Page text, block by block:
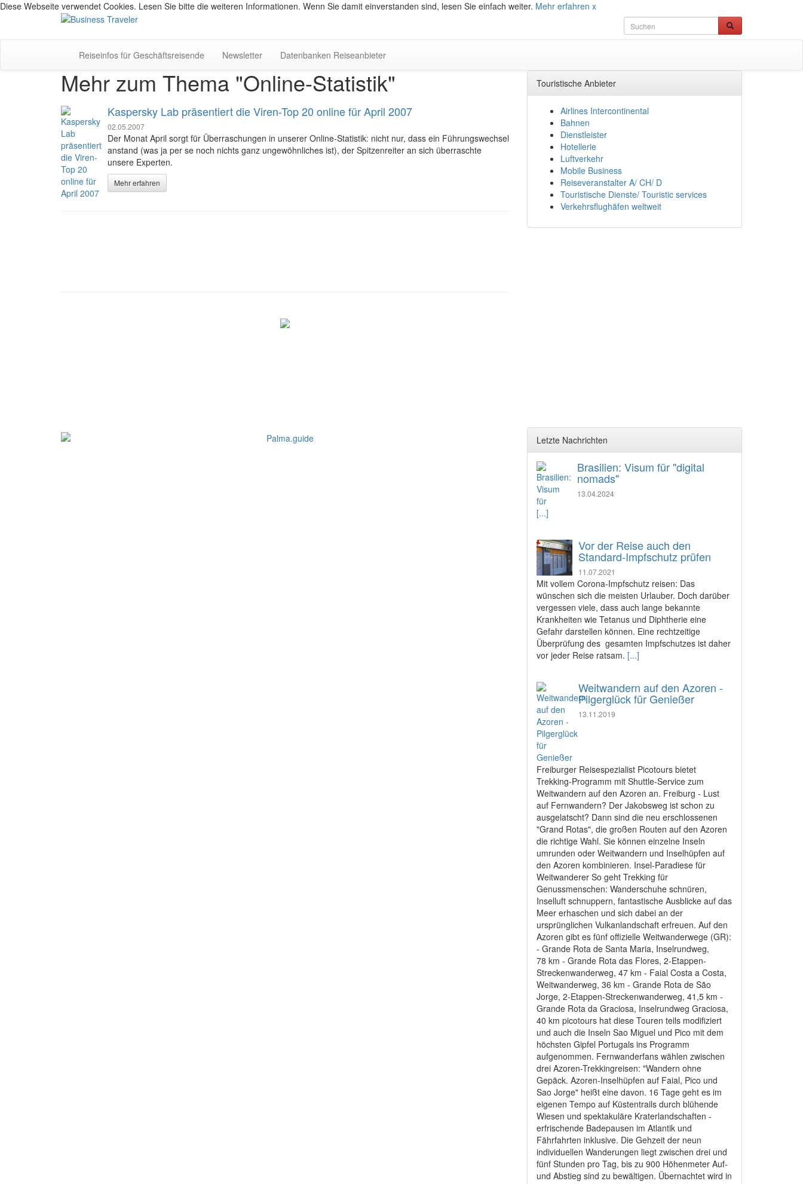
Diese Webseite verwendet Cookies. Lesen Sie bitte die weiteren Informationen. Wenn Sie damit einverstanden sind, lesen Sie einfach weiter. Mehr erfahren x
Reiseinfos für Geschäftsreisende Newsletter Datenbanken Reiseanbieter
Mehr zum Thema "Online-Statistik"
Kaspersky Lab präsentiert die Viren-Top 20 online für April 2007
02.05.2007
Der Monat April sorgt für Überraschungen in unserer Online-Statistik: nicht nur, dass ein Führungswechsel
anstand (was ja per se noch nichts ganz ungewöhnliches ist), der Spitzenreiter an sich überraschte
unsere Experten.
Mehr erfahren
Touristische Anbieter
Airlines Intercontinental
Bahnen
Dienstleister
Hotellerie
Luftverkehr
Mobile Business
Reiseveranstalter A/ CH/ D
Touristische Dienste/ Touristic services
Verkehrsflughäfen weltweit
Letzte Nachrichten
Brasilien: Visum für "digital
nomads"
13.04.2024
[...]
Vor der Reise auch den
Standard-Impfschutz prüfen
11.07.2021
Mit vollem Corona-Impfschutz reisen: Das
wünschen sich die meisten Urlauber. Doch darüber
vergessen viele, dass auch lange bekannte
Krankheiten wie Tetanus und Diphtherie eine
Gefahr darstellen können. Eine rechtzeitige
Überprüfung des gesamten Impfschutzes ist daher
vor jeder Reise ratsam. [...]
Weitwandern auf den Azoren -
Pilgerglück für Genießer
13.11.2019
Freiburger Reisespezialist Picotours bietet
Trekking-Programm mit Shuttle-Service zum
Weitwandern auf den Azoren an. Freiburg - Lust
auf Fernwandern? Der Jakobsweg ist schon zu
ausgelatscht? Dann sind die neu erschlossenen
"Grand Rotas", die großen Routen auf den Azoren
die richtige Wahl. Sie können einzelne Inseln
umrunden oder Weitwandern und Inselhüpfen auf
den Azoren kombinieren. Insel-Paradiese für
Weitwanderer So geht Trekking für
Genussmenschen: Wanderschuhe schnüren,
Inselluft schnuppern, fantastische Ausblicke auf das
Meer erhaschen und sich dabei an der
ursprünglichen Vulkanlandschaft erfreuen. Auf den
Azoren gibt es fünf offizielle Weitwanderwege (GR):
- Grande Rota de Santa Maria, Inselrundweg,
78 km - Grande Rota das Flores, 2-Etappen-
Streckenwanderweg, 47 km - Faial Costa a Costa,
Weitwanderweg, 36 km - Grande Rota de São
Jorge, 2-Etappen-Streckenwanderweg, 41,5 km -
Grande Rota da Graciosa, Inselrundweg Graciosa,
40 km picotours hat diese Touren teils modifiziert
und auch die Inseln Sao Miguel und Pico mit dem
höchsten Gipfel Portugals ins Programm
aufgenommen. Fernwanderfans wählen zwischen
drei Azoren-Trekkingreisen: "Wandern ohne
Gepäck. Azoren-Inselhüpfen auf Faial, Pico und
Sao Jorge" heißt eine davon. 16 Tage geht es im
eigenen Tempo auf Küstentrails durch blühende
Wiesen und spektakuläre Kraterlandschaften -
erfrischende Badepausen im Atlantik und
Fährfahrten inklusive. Die Gehzeit der neun
individuellen Wanderungen liegt zwischen drei und
fünf Stunden pro Tag, bis zu 900 Höhenmeter Auf-
und Abstieg sind zu bewältigen. Übernachtet wird in